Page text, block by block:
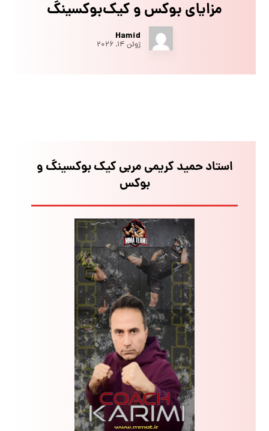
مزایای بوکس و کیک‌بوکسینگ
Hamid
ژوئن ۱۴, ۲۰۲۶
استاد حمید کریمی مربی کیک بوکسینگ و
بوکس